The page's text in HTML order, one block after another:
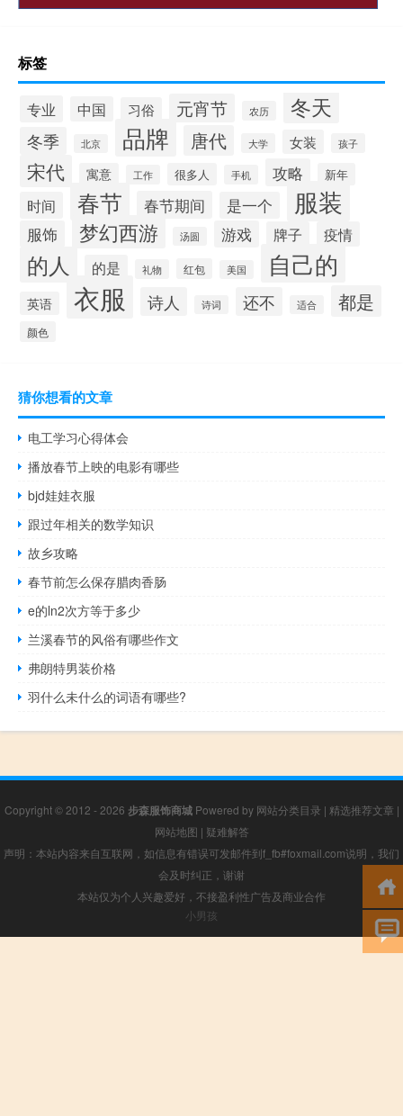
标签
专业 中国 习俗 元宵节 农历 冬天
冬季 北京 品牌 唐代 大学 女装 孩子
宋代 寓意 工作 很多人 手机 攻略 新年
时间 春节 春节期间 是一个 服装
服饰 梦幻西游 汤圆 游戏 牌子 疫情
的人 的是 礼物 红包 美国 自己的
英语 衣服 诗人 诗词 还不 适合 都是
颜色
猜你想看的文章
电工学习心得体会
播放春节上映的电影有哪些
bjd娃娃衣服
跟过年相关的数学知识
故乡攻略
春节前怎么保存腊肉香肠
e的ln2次方等于多少
兰溪春节的风俗有哪些作文
弗朗特男装价格
羽什么未什么的词语有哪些?
Copyright © 2012 - 2026 步森服饰商城Powered by 网站分类目录 | 精选推荐文章 |
网站地图 | 疑难解答
声明：本站内容来自互联网，如信息有错误可发邮件到f_fb#foxmail.com说明，我们
会及时纠正，谢谢
本站仅为个人兴趣爱好，不接盈利性广告及商业合作
小男孩